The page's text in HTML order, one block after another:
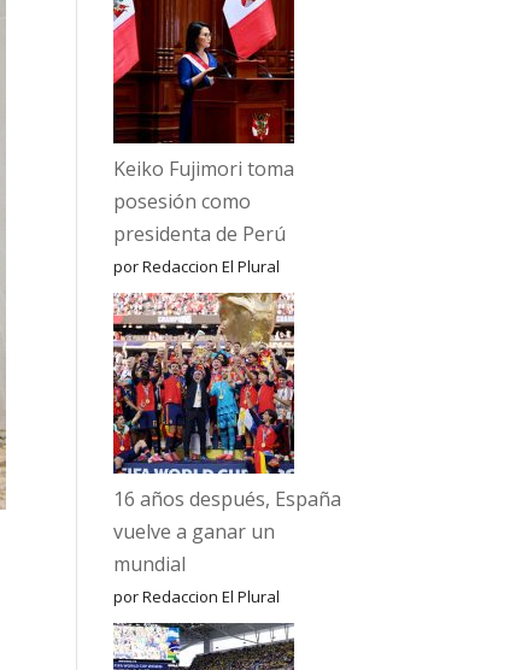
Keiko Fujimori toma
posesión como
presidenta de Perú
por Redaccion El Plural
16 años después, España
vuelve a ganar un
mundial
por Redaccion El Plural